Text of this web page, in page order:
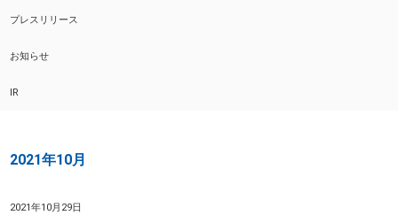
プレスリリース
お知らせ
IR
2021年10月
2021年10月29日